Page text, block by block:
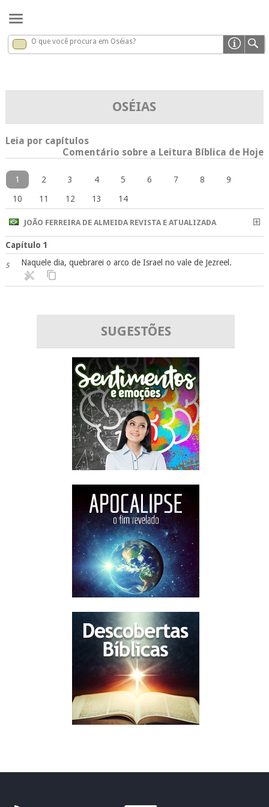
Oséias x
O que você procura em Oséias?
OSÉIAS
Leia por capítulos
Comentário sobre a Leitura Bíblica de Hoje
1 2 3 4 5 6 7 8
9
10
11 12 13 14
JOÃO FERREIRA DE ALMEIDA REVISTA E ATUALIZADA
Capítulo 1
5 Naquele dia, quebrarei o arco de Israel no vale de Jezreel.
SUGESTÕES